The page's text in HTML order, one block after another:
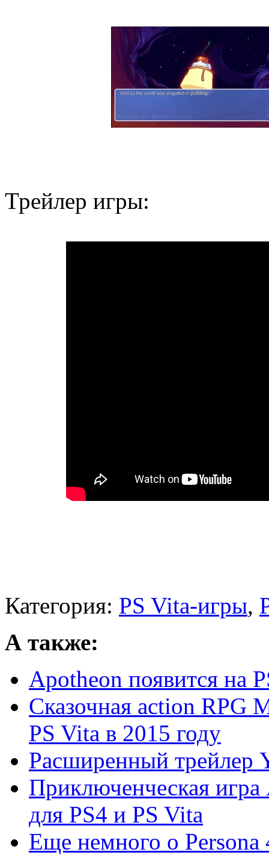
Трейлер игры:
Категория: PS Vita-игры,
А также:
Apotheon появится на
Сказочная action RPG
PS Vita в 2015 году
Расширенный трейлер
Приключенческая
для PS4 и PS Vita
Еще немного о Persona